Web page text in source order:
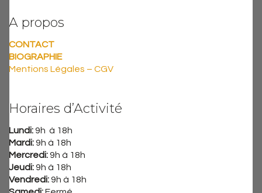
A propos
CONTACT
BIOGRAPHIE
Mentions Légales – CGV
Horaires d’Activité
Lundi:9h à 18h
Mardi:9h à 18h
Mercredi:9h à 18h
Jeudi:9h à 18h
Vendredi:9h à 18h